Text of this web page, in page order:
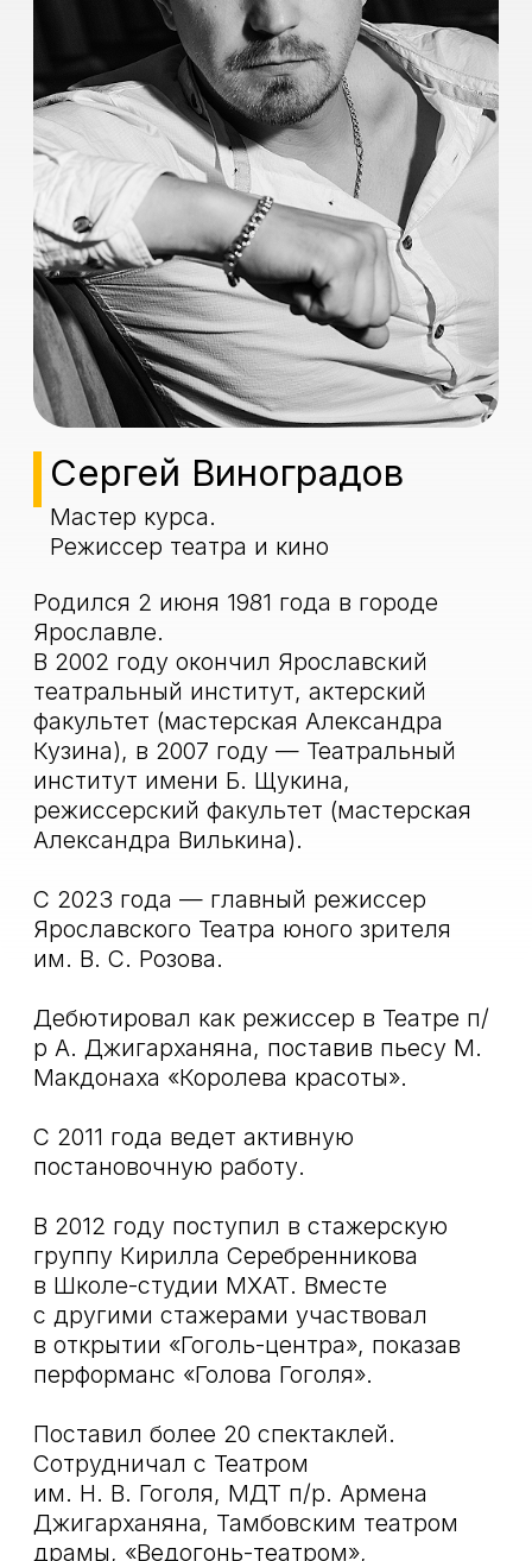
Сергей Виноградов
Родился 2 июня 1981 года в городе
Ярославле.
В 2002 году окончил Ярославский
театральный институт, актерский
факультет (мастерская Александра
Кузина), в 2007 году — Театральный
институт имени Б. Щукина,
режиссерский факультет (мастерская
Александра Вилькина).
С 2023 года — главный режиссер
Ярославского Театра юного зрителя
им. В. С. Розова.
Дебютировал как режиссер в Театре п/
р А. Джигарханяна, поставив пьесу М.
Макдонаха «Королева красоты».
С 2011 года ведет активную
постановочную работу.
В 2012 году поступил в стажерскую
группу Кирилла Серебренникова
в Школе-студии МХАТ. Вместе
с другими стажерами участвовал
в открытии «Гоголь-центра», показав
перформанс «Голова Гоголя».
Поставил более 20 спектаклей.
Сотрудничал с Театром
им. Н. В. Гоголя, МДТ п/р. Армена
драмы, «Ведогонь-театром»,
Архангельским театром драмы
им. Ломоносова, театром «Недослов»,
театром «Сфера».
спектакли «Девять» (2013) и «Други
игрищ и забав» (2023)
Мастер курса.
Режиссер театра и кино
Наши партнеры